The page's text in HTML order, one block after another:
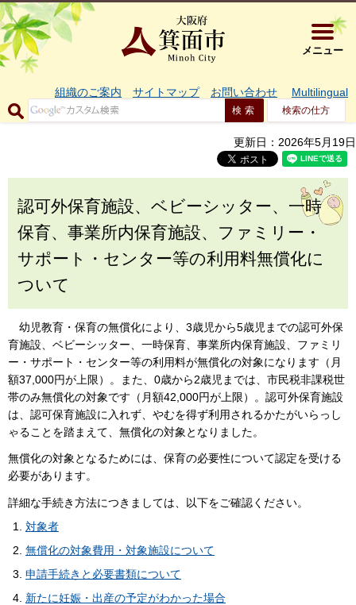
大阪府箕
メニュー
組織のご案内 サイトマップ お問い合わせ Multilingual
検索の仕方
更新日：2026年5月19日
認可外保育施設、ベビーシッター、一時
保育、事業所内保育施設、ファミリー・
サポート・センター等の利用料無償化に
ついて
幼児教育・保育の無償化により、3歳児から5歳児までの認可外保
育施設、ベビーシッター、一時保育、事業所内保育施設、ファミリ
ー・サポート・センター等の利用料が無償化の対象になります（月
額37,000円が上限）。また、0歳から2歳児までは、市民税非課税世
帯のみ無償化の対象です（月額42,000円が上限）。認可外保育施設
は、認可保育施設に入れず、やむを得ず利用されるかたがいらっし
ゃることを踏まえて、無償化の対象となりました。
無償化の対象となるためには、保育の必要性について認定を受ける
必要があります。
詳細な手続き方法につきましては、以下をご確認ください。
対象者
無償化の対象費用・対象施設について
申請手続きと必要書類について
新たに妊娠・出産の予定がわかった場合